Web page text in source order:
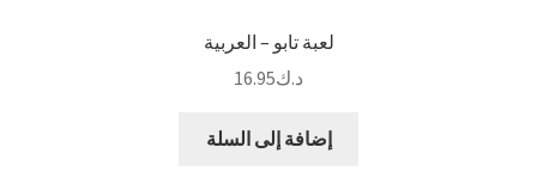
لعبة تابو – العربية
د.ك16.95
إضافة إلى السلة